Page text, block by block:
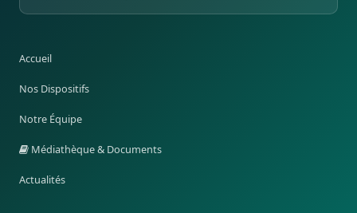
Accueil
Nos Dispositifs
Notre Équipe
Médiathèque & Documents
Actualités